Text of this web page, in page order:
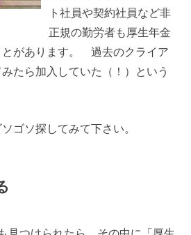
ト社員や契約社員など非
正規の勤労者も厚生年金
とがあります。 過去のクライア
たら加入していた（！）という
ゴソ探してみて下さい。